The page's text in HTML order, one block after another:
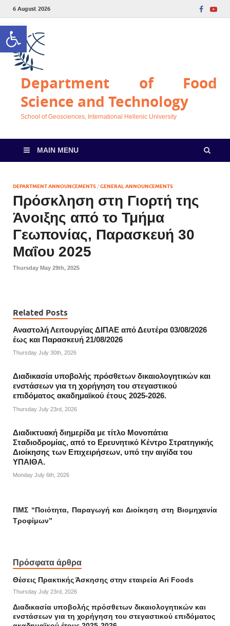
Open toolbar
6 August 2026
Department of Food
Science and Technology
School of Geosciences, International Hellenic University
MAIN MENU
DEPARTMENT ANNOUNCEMENTS /GENERAL ANNOUNCEMENTS
Πρόσκληση στη Γιορτή της
Άνοιξης από το Τμήμα
Γεωπονίας, Παρασκευή 30
Μαΐου 2025
Thursday May 29th, 2025
Related Posts
Αναστολή Λειτουργίας ΔΙΠΑΕ από Δευτέρα 03/08/2026
έως και Παρασκευή 21/08/2026
Thursday July 30th, 2026
Διαδικασία υποβολής πρόσθετων δικαιολογητικών και
ενστάσεων για τη χορήγηση του στεγαστικού
επιδόματος ακαδημαϊκού έτους 2025-2026.
Thursday July 23rd, 2026
Διαδικτυακή διημερίδα με τίτλο Μονοπάτια
Σταδιοδρομίας, από το Ερευνητικό Κέντρο Στρατηγικής
Διοίκησης των Επιχειρήσεων, υπό την αιγίδα του
ΥΠΑΙΘΑ.
Monday July 6th, 2026
ΠΜΣ “Ποιότητα, Παραγωγή και Διοίκηση στη Βιομηχανία
Τροφίμων”
Πρόσφατα άρθρα
Θέσεις Πρακτικής Άσκησης στην εταιρεία Ari Foods
Thursday July 23rd, 2026
Διαδικασία υποβολής πρόσθετων δικαιολογητικών και
ενστάσεων για τη χορήγηση του στεγαστικού επιδόματος